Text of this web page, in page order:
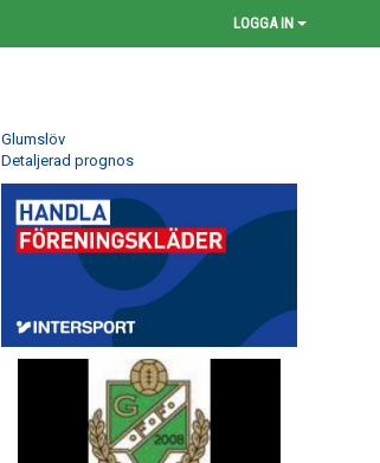
LOGGA IN
Glumslöv
Detaljerad prognos